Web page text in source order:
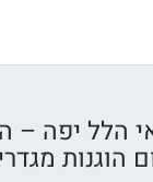
הלל יפה –
הוגנות